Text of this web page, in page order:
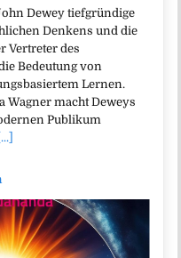
Dewey tiefgründige
Denkens und die
Vertreter des
Bedeutung von
Lernen.
Wagner macht Deweys
Publikum
[...]